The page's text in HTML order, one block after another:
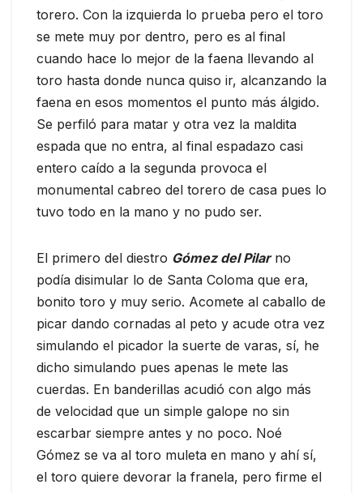
torero. Con la izquierda lo prueba pero el toro
se mete muy por dentro, pero es al final
cuando hace lo mejor de la faena llevando al
toro hasta donde nunca quiso ir, alcanzando la
faena en esos momentos el punto más álgido.
Se perfiló para matar y otra vez la maldita
espada que no entra, al final espadazo casi
entero caído a la segunda provoca el
monumental cabreo del torero de casa pues lo
tuvo todo en la mano y no pudo ser.
El primero del diestro Gómez del Pilarno
podía disimular lo de Santa Coloma que era,
bonito toro y muy serio. Acomete al caballo de
picar dando cornadas al peto y acude otra vez
simulando el picador la suerte de varas, sí, he
dicho simulando pues apenas le mete las
cuerdas. En banderillas acudió con algo más
de velocidad que un simple galope no sin
escarbar siempre antes y no poco. Noé
Gómez se va al toro muleta en mano y ahí sí,
el toro quiere devorar la franela, pero firme el